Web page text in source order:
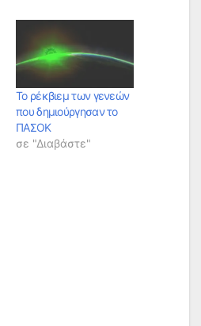
Το ρέκβιεμ των γενεών
που δημιούργησαν το
ΠΑΣΟΚ
σε "Διαβάστε"